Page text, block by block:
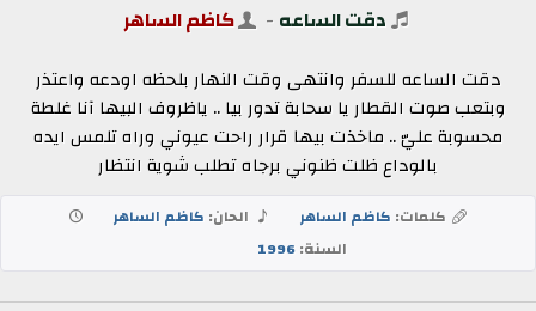
دقت الساعه - كاظم الساهر
دقت الساعه للسفر وانتهى وقت النهار بلحظه اودعه واعتذر
وبتعب صوت القطار يا سحابة تدور بيا .. ياظروف البيها آنا غلطة
محسوبة عليّ .. ماخذت بيها قرار راحت عيوني وراه تلمس ايده
بالوداع ظلت ظنوني برجاه تطلب شوية انتظار
كلمات: كاظم الساهر الحان: كاظم الساهر
السنة:1996